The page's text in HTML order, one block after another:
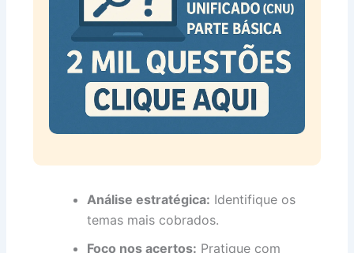
Análise estratégica: Identifique os
temas mais cobrados.
Foco nos acertos: Pratique com